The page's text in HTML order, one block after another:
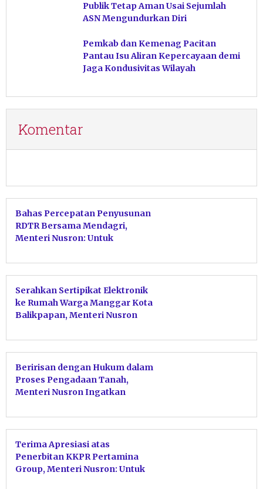
Publik Tetap Aman Usai Sejumlah
ASN Mengundurkan Diri
Pemkab dan Kemenag Pacitan
Pantau Isu Aliran Kepercayaan demi
Jaga Kondusivitas Wilayah
Komentar
Bahas Percepatan Penyusunan
RDTR Bersama Mendagri,
Menteri Nusron: Untuk
Serahkan Sertipikat Elektronik
ke Rumah Warga Manggar Kota
Balikpapan, Menteri Nusron
pada PTSL
Beririsan dengan Hukum dalam
Proses Pengadaan Tanah,
Menteri Nusron Ingatkan
Kaltim Perkuat Sinergi dengan
APH
Terima Apresiasi atas
Penerbitan KKPR Pertamina
Group, Menteri Nusron: Untuk